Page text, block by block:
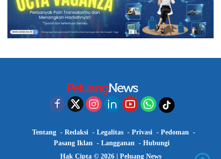
Tentang Redaksi Legalitas Privasi
Pedoman
Pasang Iklan
Langganan
Hubungi
Hak Cipta © 2026 | Peluang News